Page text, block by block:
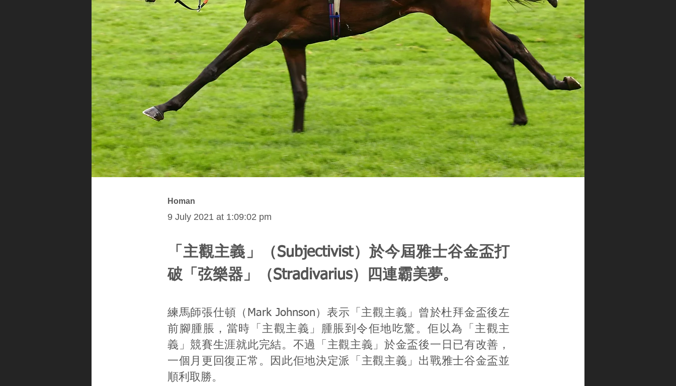
Homan
9 July 2021 at 1:09:02 pm
「主觀主義」（Subjectivist）於今屆雅士谷金盃打
破「弦樂器」（Stradivarius）四連霸美夢。
練馬師張仕頓（Mark Johnson）表示「主觀主義」曾於杜拜金盃後左
前腳腫脹，當時「主觀主義」腫脹到令佢地吃驚。佢以為「主觀主
義」競賽生涯就此完結。不過「主觀主義」於金盃後一日已有改善，
一個月更回復正常。因此佢地決定派「主觀主義」出戰雅士谷金盃並
順利取勝。